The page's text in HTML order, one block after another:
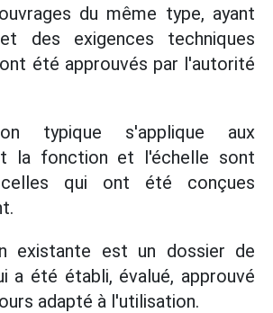
du même type, ayant
des exigences techniques
été approuvés par l'autorité
typique s'applique aux
la fonction et l'échelle sont
qui ont été conçues
existante est un dossier de
a été établi, évalué, approuvé
adapté à l'utilisation.